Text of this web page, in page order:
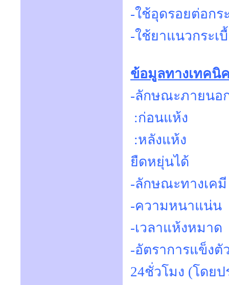
-ใช้อุดรอยต่อกร
-ใช้ยาแนวกระ
ข้อมูลทางเทคนิ
-ลักษณะภายนอ
:ก่อน
:หลังแ
ยืดหยุ่นได้
-ลักษณะ
-ความ
-เวลาแ
-อัตราก
24ชั่วโมง (โดย